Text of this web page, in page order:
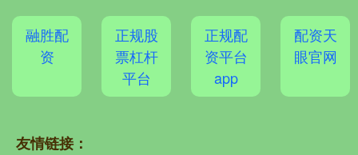
融胜配
资
正规股
票杠杆
平台
正规配
资平台
app
配资天
眼官网
友情链接：